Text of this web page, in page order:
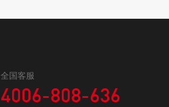
全国客服
4006-808-636